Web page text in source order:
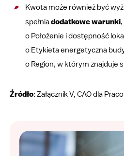
Kwota może również być
spełniadodatkowe warunki
o Położenie i dostępność
o Etykieta energetyczna
o Region, w którym znajduje
Źródło: Załącznik V, CAO dla